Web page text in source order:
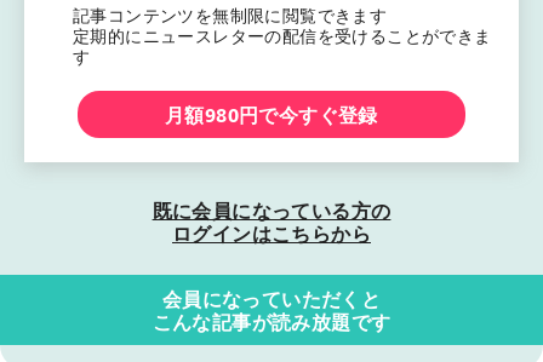
記事コンテンツを無制限に閲覧できます
定期的にニュースレターの配信を受けることができま
す
月額980円で今すぐ登録
既に会員になっている方の
ログインはこちらから
会員になっていただくと
こんな記事が読み放題です